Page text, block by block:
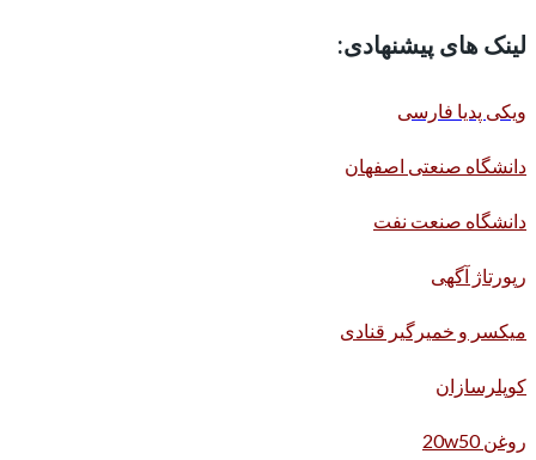
لینک های پیشنهادی:
ویکی پدیا فارسی
دانشگاه صنعتی اصفهان
دانشگاه صنعت نفت
رپورتاژ آگهی
میکسر و خمیرگیر قنادی
کوپلرسازان
روغن 20w50